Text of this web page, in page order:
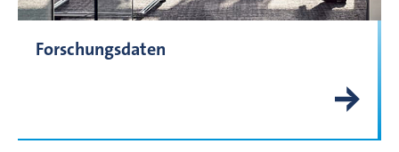
Forschungsdaten